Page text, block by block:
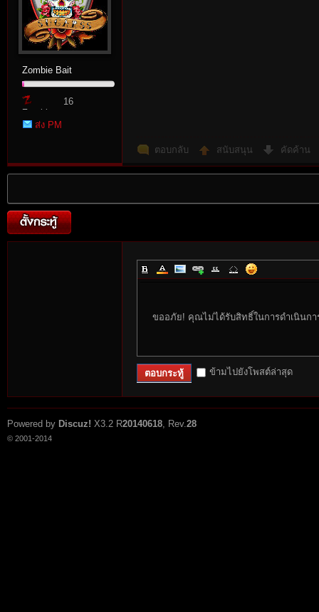
Zombie Bait
Zombie
Point
16
ส่ง PM
ตอบกลับ สนับสนุน คัดค้าน
ขออภัย! คุณไม่ได้รับสิทธิ์ในการดำเนินก
ตอบกระทู้ ข้ามไปยังโพสต์ล่าสุด
Powered by Discuz! X3.2 R20140618, Rev.28
© 2001-2014